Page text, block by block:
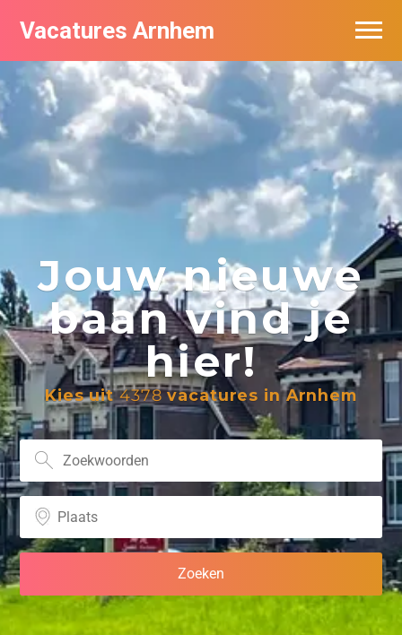
Vacatures Arnhem
Jouw nieuwe
baan vind je
hier!
Kies uit4378vacatures in Arnhem
Vacatures per bedrijf in Arnhem
Nieuwsbrief feed